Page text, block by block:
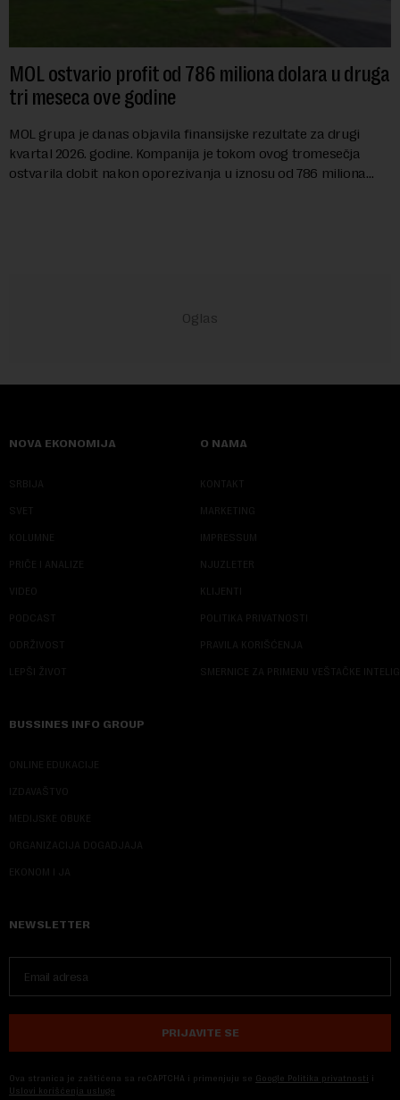
MOL ostvario profit od 786 miliona dolara u druga
tri meseca ove godine
MOL grupa je danas objavila finansijske rezultate za drugi
kvartal 2026. godine. Kompanija je tokom ovog tromesečja
ostvarila dobit nakon oporezivanja u iznosu od 786 miliona
NOVA EKONOMIJA
SRBIJA
SVET
KOLUMNE
PRIČE I ANALIZE
VIDEO
PODCAST
ODRŽIVOST
LEPŠI ŽIVOT
O NAMA
KONTAKT
MARKETING
IMPRESSUM
NJUZLETER
KLIJENTI
POLITIKA PRIVATNOSTI
PRAVILA KORIŠĆENJA
SMERNICE ZA PRIMENU VEŠTAČKE
BUSSINES INFO GROUP
ONLINE EDUKACIJE
IZDAVAŠTVO
MEDIJSKE OBUKE
ORGANIZACIJA DOGADJAJA
EKONOM I JA
NEWSLETTER
PRIJAVITE SE
Ova stranica je zaštićena sa reCAPTCHA i primenjuju se Google Politika privatnosti i
Uslovi korišćenja usluge